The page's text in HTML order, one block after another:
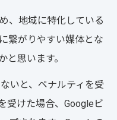
、地域に特化している
繋がりやすい媒体とな
と思います。
いと、ペナルティを受
受けた場合、Googleビ